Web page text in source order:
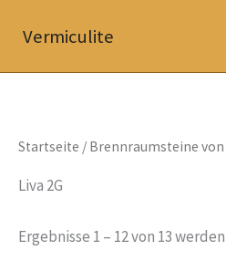
InhaltVermiculite
Startseite / Brennraumsteine
Liva 2G
Ergebnisse 1 – 12 von 13